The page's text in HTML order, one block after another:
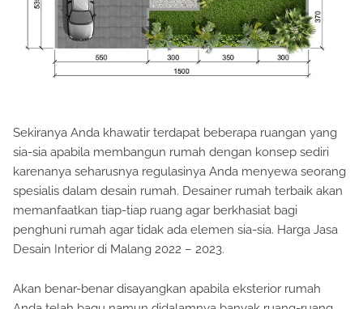
Sekiranya Anda khawatir terdapat beberapa ruangan yang
sia-sia apabila membangun rumah dengan konsep sediri
karenanya seharusnya regulasinya Anda menyewa seorang
spesialis dalam desain rumah. Desainer rumah terbaik akan
memanfaatkan tiap-tiap ruang agar berkhasiat bagi
penghuni rumah agar tidak ada elemen sia-sia. Harga Jasa
Desain Interior di Malang 2022 – 2023.
Akan benar-benar disayangkan apabila eksterior rumah